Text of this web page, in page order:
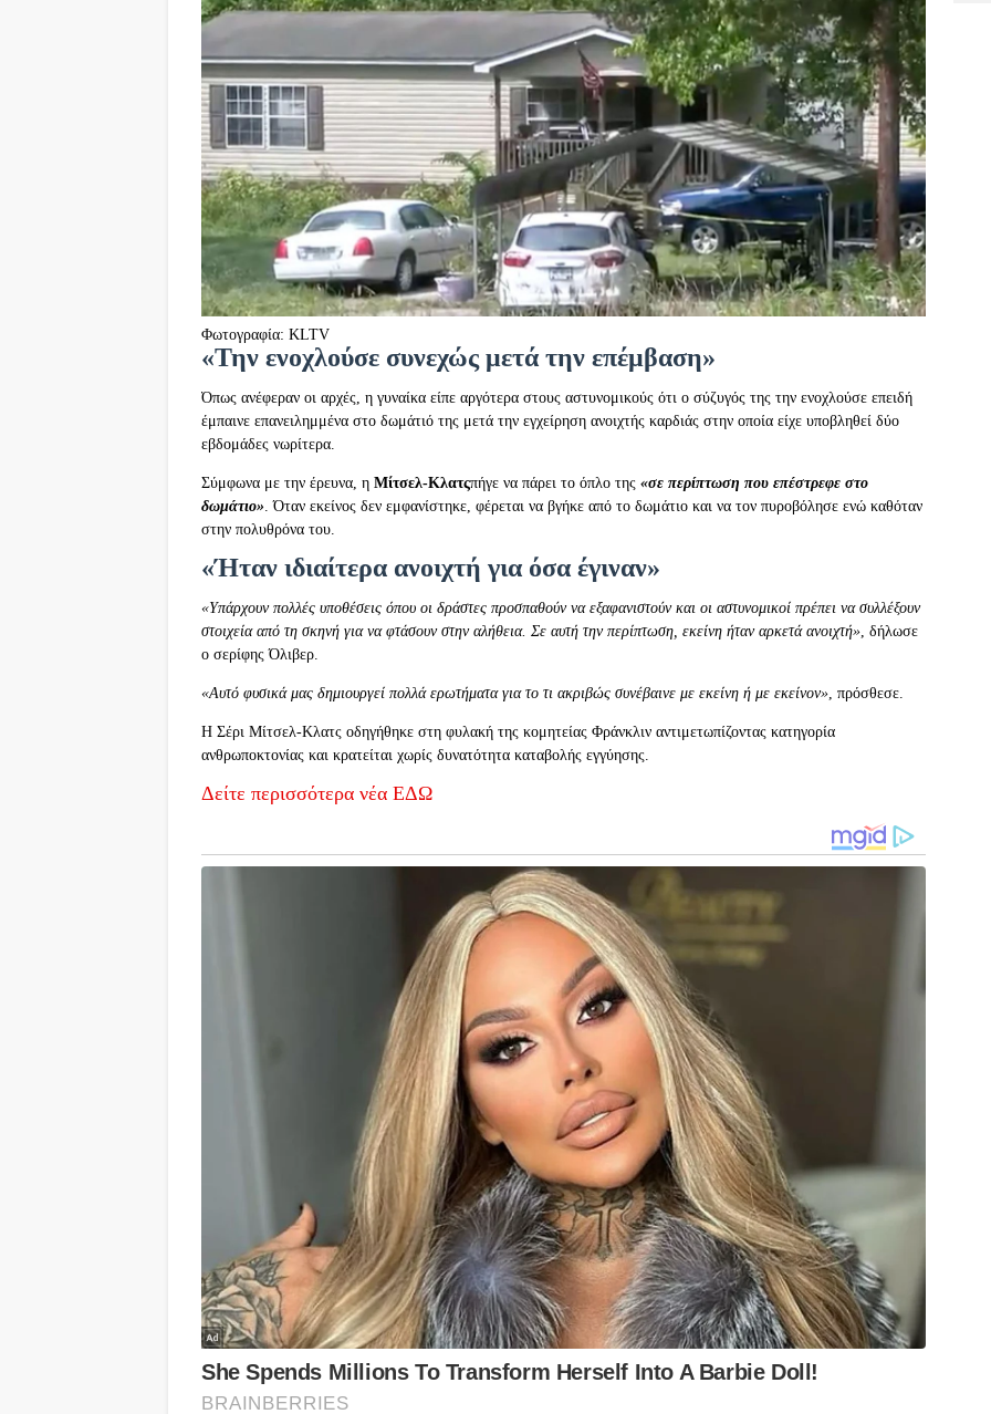
Φωτογραφία: KLTV
«Την ενοχλούσε συνεχώς μετά την επέμβαση»
Όπως ανέφεραν οι αρχές, η γυναίκα είπε αργότερα στους αστυνομικούς ότι ο σύζυγός της την ενοχλούσε επειδή
έμπαινε επανειλημμένα στο δωμάτιό της μετά την εγχείρηση ανοιχτής καρδιάς στην οποία είχε υποβληθεί δύο
εβδομάδες νωρίτερα.
Σύμφωνα με την έρευνα, η Μίτσελ-Κλατςπήγε να πάρει το όπλο της «σε περίπτωση που επέστρεφε στο
δωμάτιο» . Όταν εκείνος δεν εμφανίστηκε, φέρεται να βγήκε από το δωμάτιο και να τον πυροβόλησε ενώ καθόταν
στην πολυθρόνα του.
«Ήταν ιδιαίτερα ανοιχτή για όσα έγιναν»
«Υπάρχουν πολλές υποθέσεις όπου οι δράστες προσπαθούν να εξαφανιστούν και οι αστυνομικοί πρέπει να συλλέξουν
στοιχεία από τη σκηνή για να φτάσουν στην αλήθεια. Σε αυτή την περίπτωση, εκείνη ήταν αρκετά ανοιχτή» , δήλωσε
ο σερίφης Όλιβερ.
«Αυτό φυσικά μας δημιουργεί πολλά ερωτήματα για το τι ακριβώς συνέβαινε με εκείνη ή με εκείνον» , πρόσθεσε.
Η Σέρι Μίτσελ-Κλατς οδηγήθηκε στη φυλακή της κομητείας Φράνκλιν αντιμετωπίζοντας κατηγορία
ανθρωποκτονίας και κρατείται χωρίς δυνατότητα καταβολής εγγύησης.
Δείτε περισσότερα νέα ΕΔΩ